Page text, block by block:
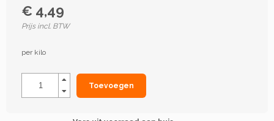
€ 4,49
Prijs incl. BTW
per kilo
Toevoegen